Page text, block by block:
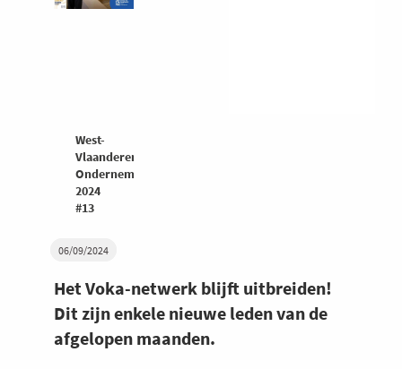
06/09/2024
Het Voka-netwerk blijft uitbreiden!
Dit zijn enkele nieuwe leden van de
afgelopen maanden.
West-
Vlaanderen
Ondernemers
2024
#13